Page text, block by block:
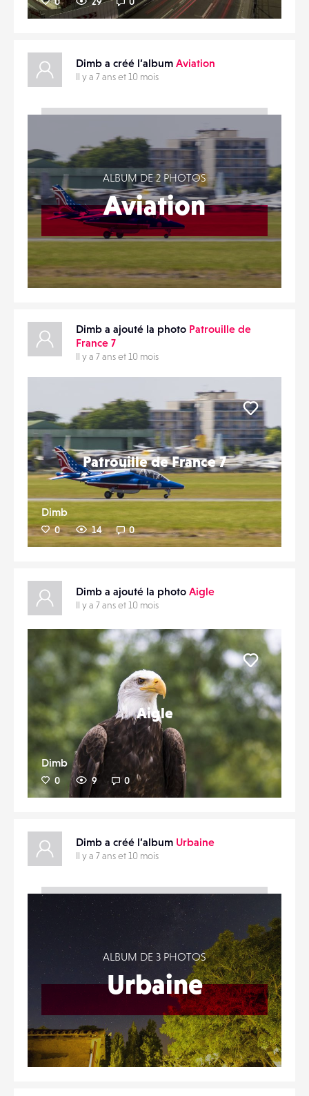
Dimb a créé l’album Aviation
Il y a 7 ans et 10 mois
ALBUM DE 2 PHOTOS
Aviation
Dimb a ajouté la photo Patrouille de
France 7
Il y a 7 ans et 10 mois
Patrouille de France 7
Dimb
0 14 0
Dimb a ajouté la photo Aigle
Il y a 7 ans et 10 mois
Aigle
Dimb
0 9 0
Dimb a créé l’album Urbaine
Il y a 7 ans et 10 mois
ALBUM DE 3 PHOTOS
Urbaine